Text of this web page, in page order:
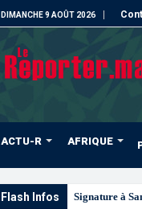
DIMANCHE 9 AOÛT 2026
ACTU-R AFRIQUE
Flash Infos Signature à